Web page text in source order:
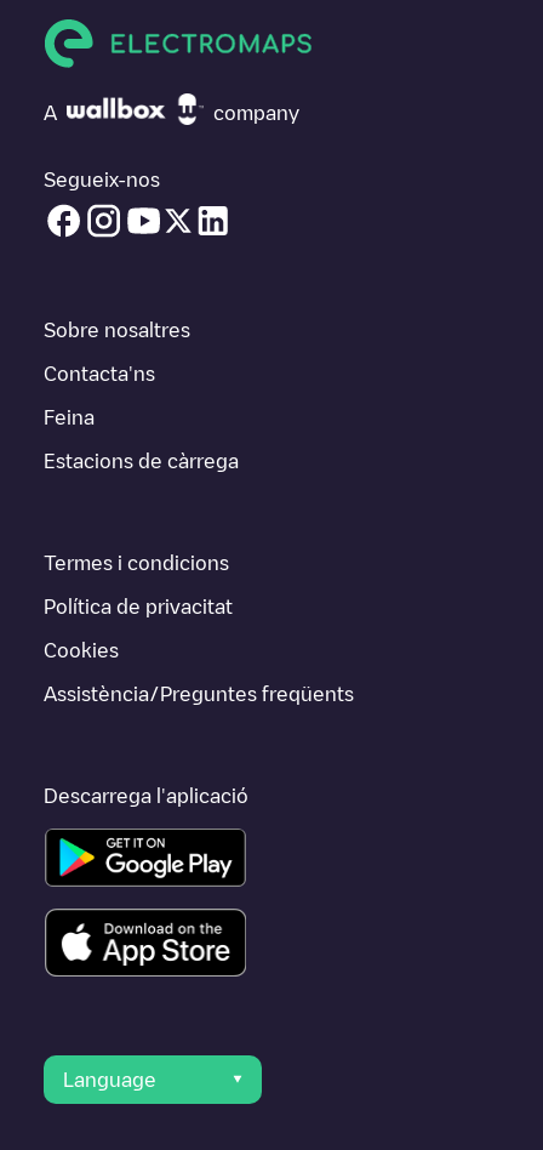
A company
Segueix-nos
Sobre nosaltres
Contacta'ns
Feina
Estacions de càrrega
Termes i condicions
Política de privacitat
Cookies
Assistència/Preguntes freqüents
Descarrega l'aplicació
Language